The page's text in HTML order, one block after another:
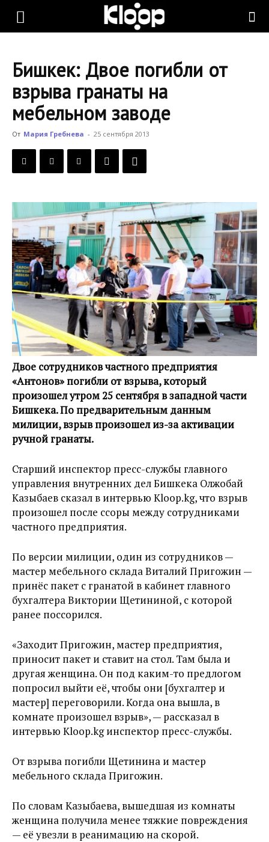
KLOOP.KG
Новости
Кыргызстана
Бишкек: Двое погибли от
взрыва гранаты на
мебельном заводе
От Мария Гребнева - 25 сентября 2013
Двое сотрудников частного предприятия
«Антонов» погибли от взрыва, который
произошел утром 25 сентября в западной части
Бишкека. По предварительным данным
милиции, взрыв произошел из-за активации
ручной гранаты.
Старший инспектор пресс-службы главного
управления внутренних дел Бишкека Олжобай
Казыбаев сказал в интервью Kloop.kg, что взрыв
произошел после ссоры между сотрудниками
частного предприятия.
По версии милиции, один из сотрудников —
мастер мебельного склада Виталий Пригожин —
принёс пакет с гранатой в кабинет главного
бухгалтера Виктории Щетининой, с которой
ранее поссорился.
«Заходит Пригожин, мастер предприятия,
приносит пакет и ставит на стол. Там была и
другая женщина. Он под каким-то предлогом
попросил выйти её, чтобы они [бухгалтер и
маcтер] переговорили. Когда она вышла, в
комнате произошел взрыв», — рассказал в
интервью Kloop.kg инспектор пресс-службы.
От взрыва погибли Щетинина и мастер
мебельного склада Пригожин.
По словам Казыбаева, вышедшая из комнаты
женщина получила менее тяжкие повреждения
— её увезли в реанимацию на скорой.